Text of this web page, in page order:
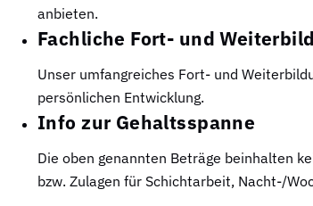
anbieten.
Fachliche Fort- und
Unser umfangreiches Fort- und
persönlichen Entwicklung.
Info zur Gehaltsspanne
Die oben genannten Beträge beinhalten
bzw. Zulagen für Schichtarbeit, Nacht-/